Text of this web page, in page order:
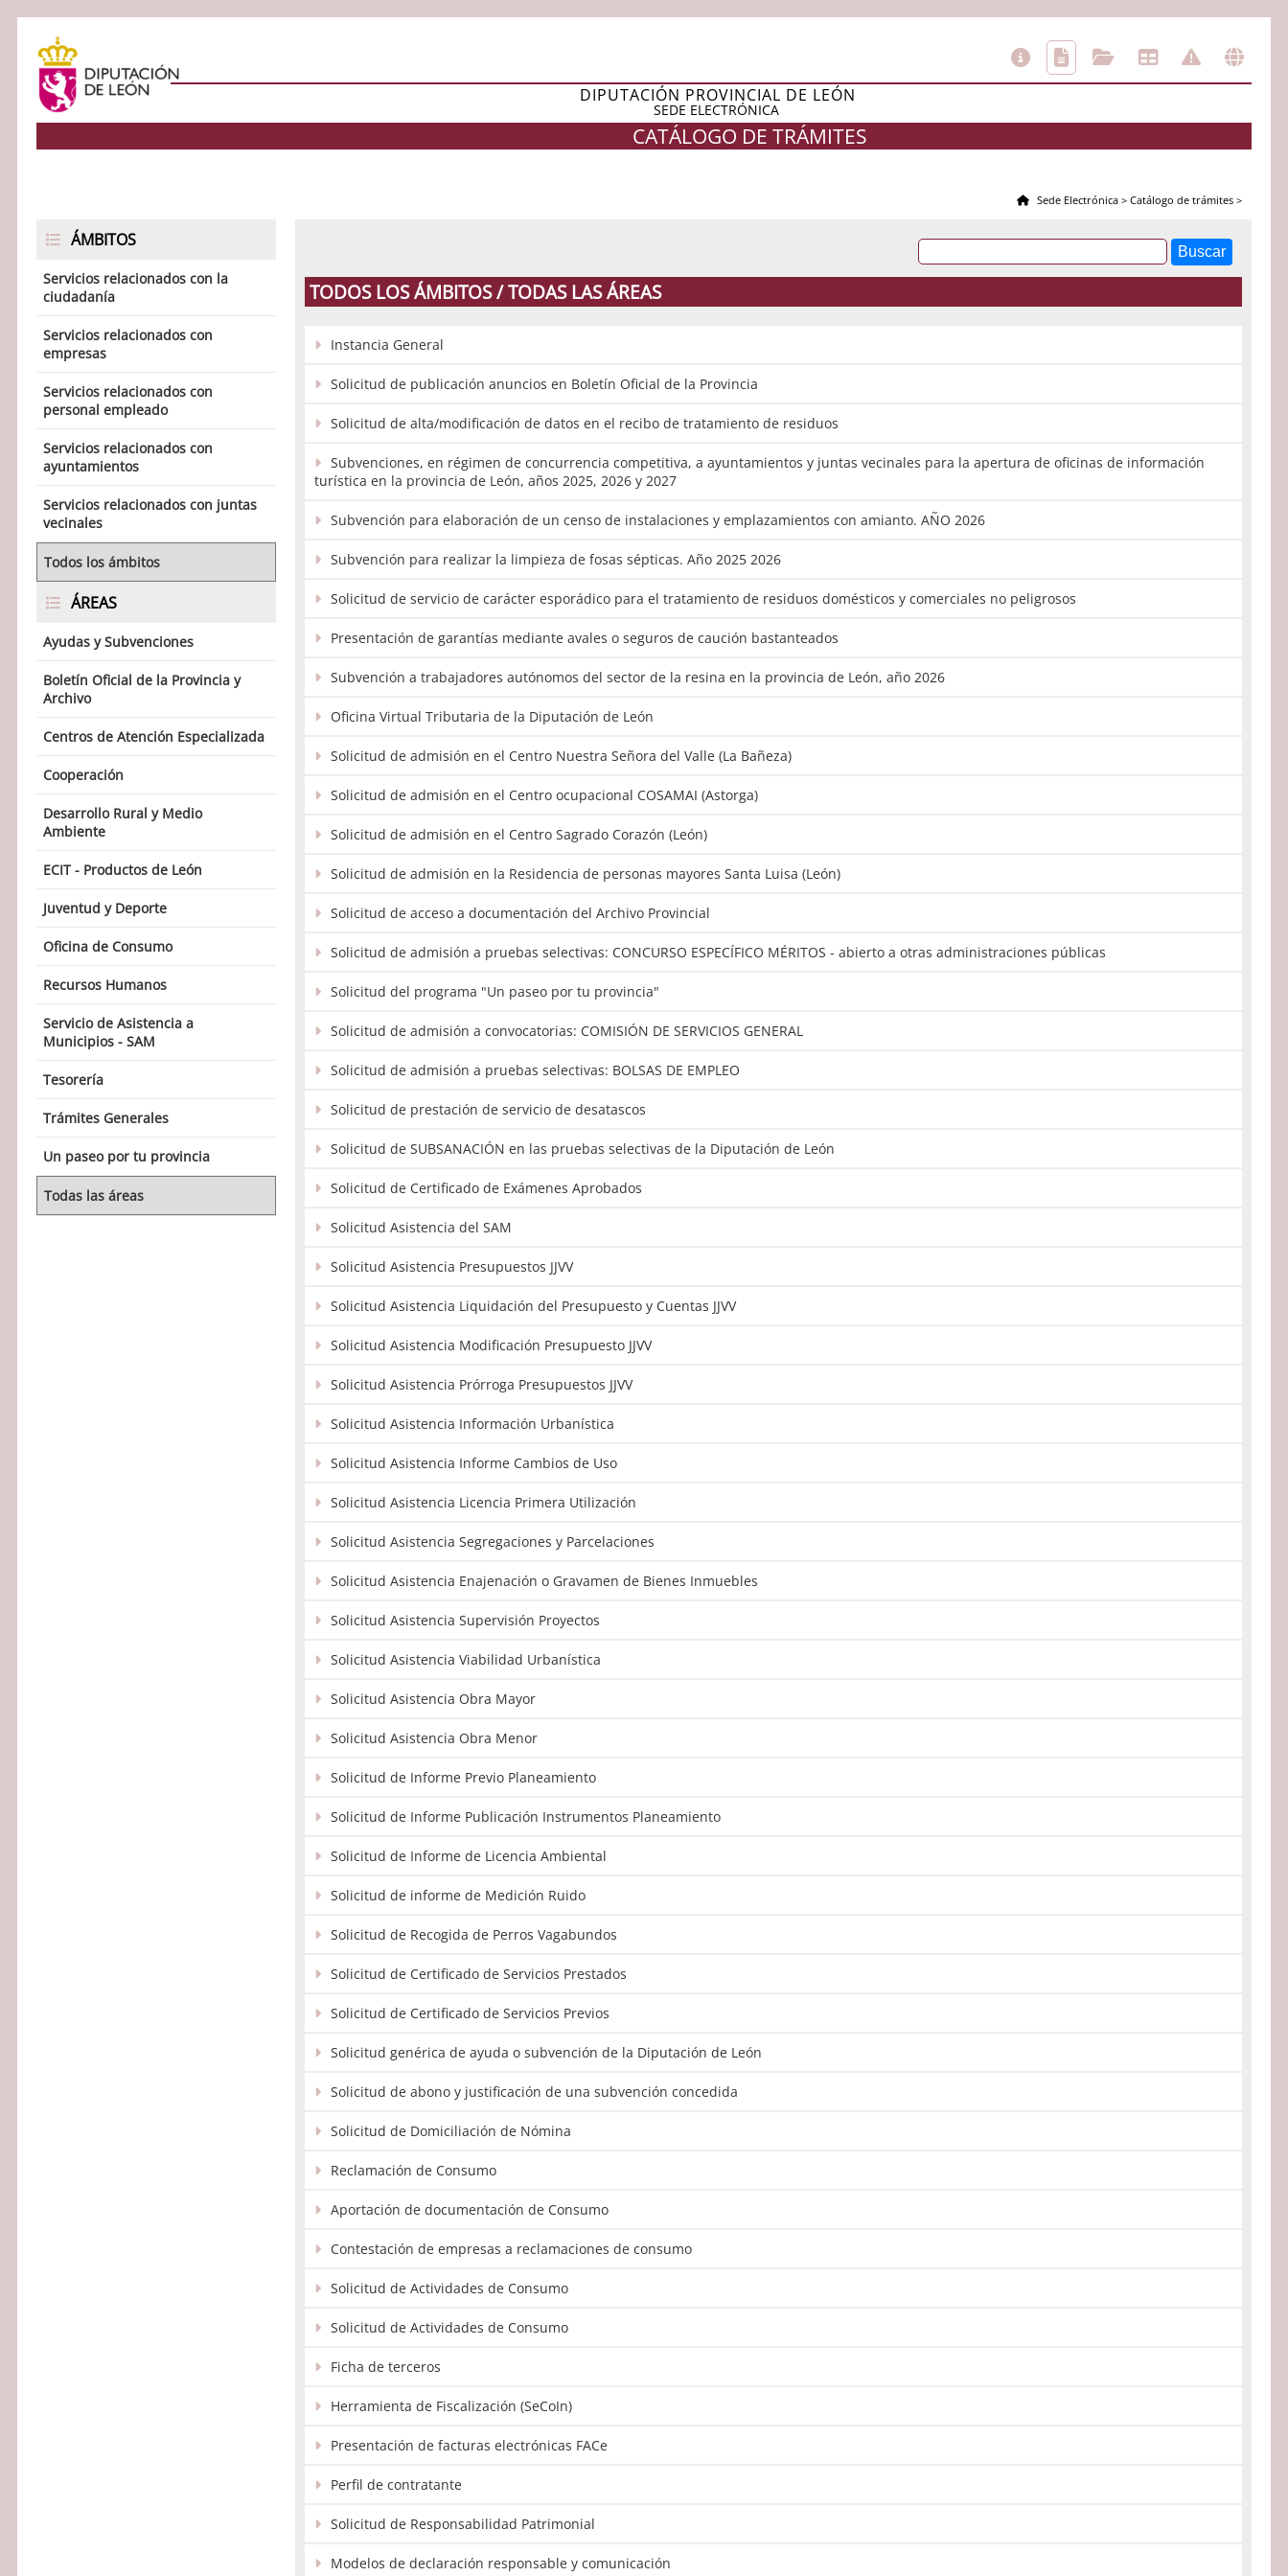
SEDE ELECTRÓNICA
DIPUTACIÓN PROVINCIAL DE LEÓN
CATÁLOGO DE TRÁMITES
Sede Electrónica > Catálogo de trámites >
ÁMBITOS
Servicios relacionados con la
ciudadanía
Servicios relacionados con
empresas
Servicios relacionados con
personal empleado
Servicios relacionados con
ayuntamientos
Servicios relacionados con juntas
vecinales
Todos los ámbitos
ÁREAS
Ayudas y Subvenciones
Boletín Oficial de la Provincia y
Archivo
Centros de Atención Especializada
Cooperación
Desarrollo Rural y Medio
Ambiente
ECIT - Productos de León
Juventud y Deporte
Oficina de Consumo
Recursos Humanos
Servicio de Asistencia a
Municipios - SAM
Tesorería
Trámites Generales
Un paseo por tu provincia
Todas las áreas
TODOS LOS ÁMBITOS / TODAS LAS ÁREAS
Instancia General
Solicitud de publicación anuncios en Boletín Oficial de la Provincia
Solicitud de alta/modificación de datos en el recibo de tratamiento de residuos
Subvenciones, en régimen de concurrencia competitiva, a ayuntamientos y juntas vecinales para la apertura de oficinas de información
turística en la provincia de León, años 2025, 2026 y 2027
Subvención para elaboración de un censo de instalaciones y emplazamientos con amianto. AÑO 2026
Subvención para realizar la limpieza de fosas sépticas. Año 2025 2026
Solicitud de servicio de carácter esporádico para el tratamiento de residuos domésticos y comerciales no peligrosos
Presentación de garantías mediante avales o seguros de caución bastanteados
Subvención a trabajadores autónomos del sector de la resina en la provincia de León, año 2026
Oficina Virtual Tributaria de la Diputación de León
Solicitud de admisión en el Centro Nuestra Señora del Valle (La Bañeza)
Solicitud de admisión en el Centro ocupacional COSAMAI (Astorga)
Solicitud de admisión en el Centro Sagrado Corazón (León)
Solicitud de admisión en la Residencia de personas mayores Santa Luisa (León)
Solicitud de acceso a documentación del Archivo Provincial
Solicitud de admisión a pruebas selectivas: CONCURSO ESPECÍFICO MÉRITOS - abierto a otras administraciones públicas
Solicitud del programa "Un paseo por tu provincia"
Solicitud de admisión a convocatorias: COMISIÓN DE SERVICIOS GENERAL
Solicitud de admisión a pruebas selectivas: BOLSAS DE EMPLEO
Solicitud de prestación de servicio de desatascos
Solicitud de SUBSANACIÓN en las pruebas selectivas de la Diputación de León
Solicitud de Certificado de Exámenes Aprobados
Solicitud Asistencia del SAM
Solicitud Asistencia Presupuestos JJVV
Solicitud Asistencia Liquidación del Presupuesto y Cuentas JJVV
Solicitud Asistencia Modificación Presupuesto JJVV
Solicitud Asistencia Prórroga Presupuestos JJVV
Solicitud Asistencia Información Urbanística
Solicitud Asistencia Informe Cambios de Uso
Solicitud Asistencia Licencia Primera Utilización
Solicitud Asistencia Segregaciones y Parcelaciones
Solicitud Asistencia Enajenación o Gravamen de Bienes Inmuebles
Solicitud Asistencia Supervisión Proyectos
Solicitud Asistencia Viabilidad Urbanística
Solicitud Asistencia Obra Mayor
Solicitud Asistencia Obra Menor
Solicitud de Informe Previo Planeamiento
Solicitud de Informe Publicación Instrumentos Planeamiento
Solicitud de Informe de Licencia Ambiental
Solicitud de informe de Medición Ruido
Solicitud de Recogida de Perros Vagabundos
Solicitud de Certificado de Servicios Prestados
Solicitud de Certificado de Servicios Previos
Solicitud genérica de ayuda o subvención de la Diputación de León
Solicitud de abono y justificación de una subvención concedida
Solicitud de Domiciliación de Nómina
Reclamación de Consumo
Aportación de documentación de Consumo
Contestación de empresas a reclamaciones de consumo
Solicitud de Actividades de Consumo
Solicitud de Actividades de Consumo
Ficha de terceros
Herramienta de Fiscalización (SeCoIn)
Presentación de facturas electrónicas FACe
Perfil de contratante
Solicitud de Responsabilidad Patrimonial
Modelos de declaración responsable y comunicación